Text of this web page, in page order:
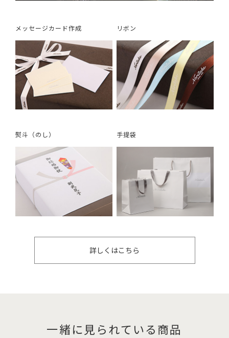
メッセージカード作成 リボン
熨斗（のし） 手提袋
詳しくはこちら
一緒に見られている商品